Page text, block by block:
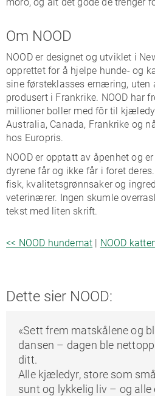
Om NOOD
NOOD er ​​designet og utviklet i
opprettet for å hjelpe hunde- og
sine førsteklasses ernæring, uten
produsert i Frankrike. NOOD har
millioner boller med fôr til
Australia, Canada, Frankrike og
hos Europris.
NOOD er opptatt av åpenhet og
dyrene får og ikke får i foret
fisk, kvalitetsgrønnsaker og
veterinærer. Ingen skumle
tekst med liten skrift.
<< NOOD hundemat | NOOD
Dette sier NOOD:
«Sett frem matskålene og
dansen – dagen ble
ditt.
Alle kjæledyr, store som
sunt og lykkelig liv – og